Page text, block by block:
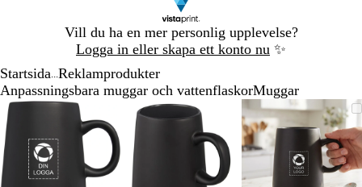
Vill du ha en mer personlig upplevelse?
Logga in eller skapa ett konto nu ✨
1
Startsida Reklamprodukter
Anpassningsbara muggar och vattenflaskorMuggar
Zoomningsbar
bild
Zoomat
minimum
Klicka
utöka
Använd
plus-
minustangenterna
Zoomningsbar
bild
Zoomat
till
minimum
Klicka
för
att
utöka
Använd
plus-
och
minustangenterna
för
bild
Zoomat
till
minimum
Klicka
för
att
utöka
Använd
plus-
och
för
Bild
1
av
3